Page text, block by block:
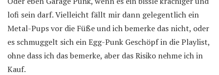
lofi sein darf. Vielleicht fällt mir dann gelegentlich ein
Metal-Pups vor die Füße und ich bemerke das nicht, oder
es schmuggelt sich ein Egg-Punk Geschöpf in die Playlist,
ohne dass ich das bemerke, aber das Risiko nehme ich in
Kauf.